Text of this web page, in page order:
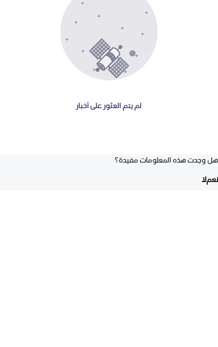
لم يتم العثور على أخبار
هل وجدت هذه المعلومات مفيدة؟
نعملا